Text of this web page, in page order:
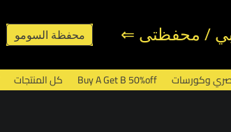
/ محفظتى ⇐ محفظة السومو
وكورسات Buy A Get B 50%off كل المنتجات